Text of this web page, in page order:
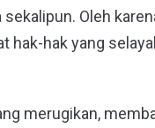
Oleh
hak-hak yang
merugikan,